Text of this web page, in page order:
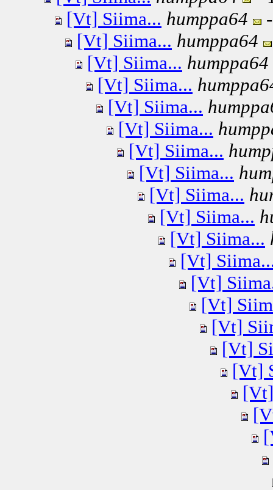
[Vt] Siima... humppa64
[Vt] Siima... humppa64
[Vt] Siima... humppa64
[Vt] Siima...
[Vt] Siima...
[Vt] Siima...
[Vt] Siima...
[Vt] Siima...
[Vt] Siima...
[Vt] Siima...
[Vt] Siima...
[Vt]
[Vt]
[Vt]
[Vt]
[Vt]
[Vt]